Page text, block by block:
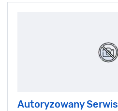
Autoryzowany Serwis